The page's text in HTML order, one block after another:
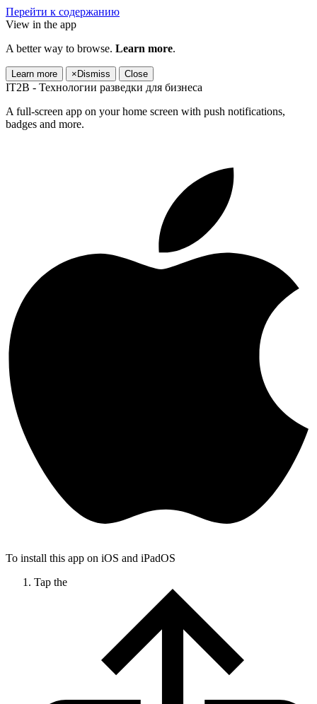
Перейти к содержанию
View in the app
A better way to browse. Learn more.
Learn more × Dismiss Close
IT2B - Технологии разведки для бизнеса
A full-screen app on your home screen with push notifications,
badges and more.
To install this app on iOS and iPadOS
Tap the